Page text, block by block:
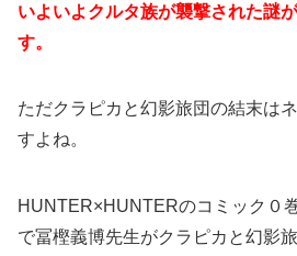
いよいよクルタ族が襲撃された謎
す。
ただクラピカと幻影旅団の結末は
すよね。
HUNTER×HUNTERのコミック０
で冨樫義博先生がクラピカと幻影